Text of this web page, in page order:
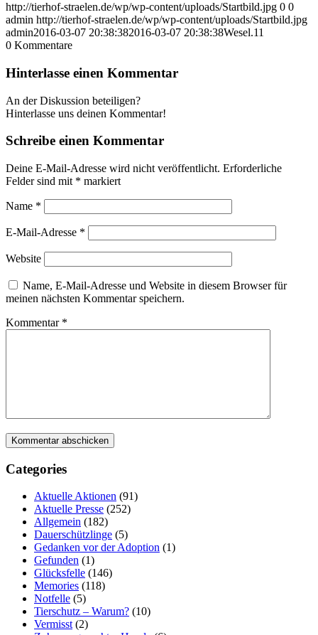
http://tierhof-straelen.de/wp/wp-content/uploads/Startbild.jpg 0 0
admin http://tierhof-straelen.de/wp/wp-content/uploads/Startbild.jpg
admin2016-03-07 20:38:382016-03-07 20:38:38Wesel.11
0 Kommentare
Hinterlasse einen Kommentar
An der Diskussion beteiligen?
Hinterlasse uns deinen Kommentar!
Schreibe einen Kommentar
Deine E-Mail-Adresse wird nicht veröffentlicht. Erforderliche
Felder sind mit * markiert
Name *
E-Mail-Adresse *
Website
Name, E-Mail-Adresse und Website in diesem Browser für
meinen nächsten Kommentar speichern.
Kommentar *
Categories
Aktuelle Aktionen (91)
Aktuelle Presse (252)
Allgemein (182)
Dauerschützlinge (5)
Gedanken vor der Adoption (1)
Gefunden (1)
Glücksfelle (146)
Memories (118)
Notfelle (5)
Tierschutz – Warum? (10)
Vermisst(2)